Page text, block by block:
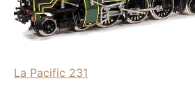
La Pacific 231